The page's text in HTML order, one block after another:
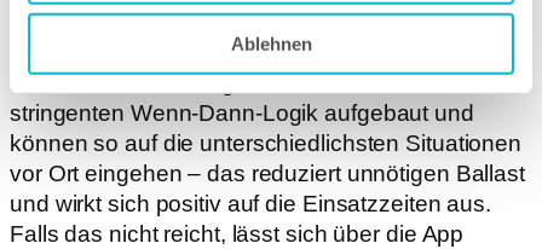
Ablehnen
in Anleitungen umwandeln, die auf die
Smartphones der Frontline Worker gesendet
werden. Die Anleitungen sind nach einer
stringenten Wenn-Dann-Logik aufgebaut und
können so auf die unterschiedlichsten Situationen
vor Ort eingehen – das reduziert unnötigen Ballast
und wirkt sich positiv auf die Einsatzzeiten aus.
Falls das nicht reicht, lässt sich über die App